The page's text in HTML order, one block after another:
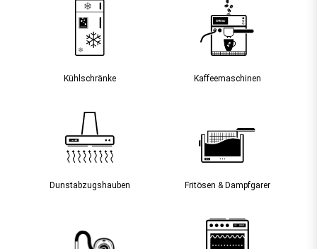
Kühlschränke Kaffee­maschinen
Dunst­abzugs­hauben Fritösen & Dampfgarer